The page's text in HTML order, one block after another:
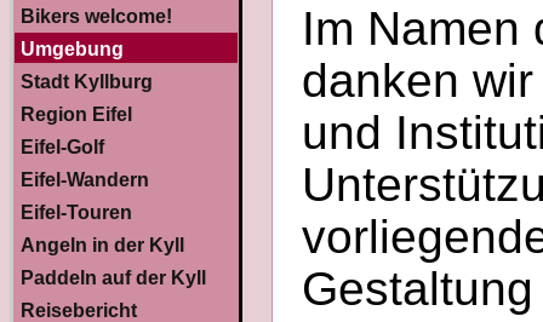
Bikers welcome!
Umgebung
Stadt Kyllburg
Region Eifel
Eifel-Golf
Eifel-Wandern
Eifel-Touren
Angeln in der Kyll
Paddeln auf der Kyll
Reisebericht
Im Namen
danken
und